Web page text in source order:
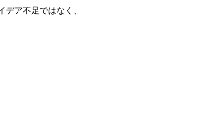
デア不足ではなく、